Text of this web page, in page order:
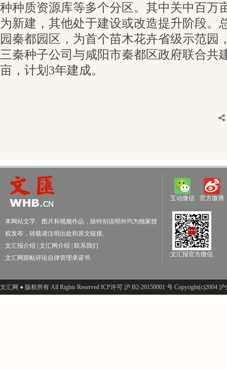
种种质资源库等多个分区。其中关中百万
为新建，其他处于建设或改造提升阶段。
园秦都园区，为首个苗木花卉省级示范园
三秦种子公司与咸阳市秦都区政府联合共
亩，计划3年建成。
本网站文字、图片和视频作品，除特别说明外均为独家授
权发布，转载请注明出处和原文链接。
文汇报介绍
文汇网介绍
联系我们
文汇网跟帖评论自律管理承诺书
互动微信 官方微博
文汇报官方微信
文汇网 ● 版权所有 All Rights Reserved ICP许可 沪 B2-20150001 号 Copyright(c)2004